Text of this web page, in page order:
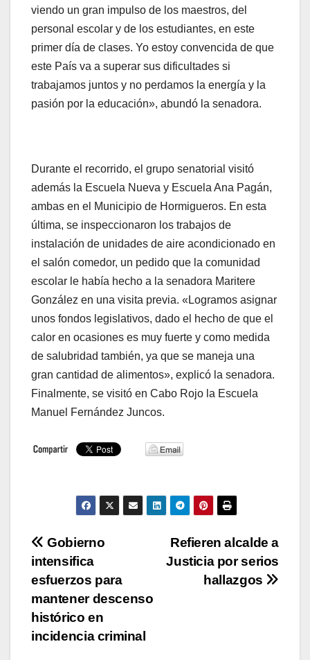
viendo un gran impulso de los maestros, del
personal escolar y de los estudiantes, en este
primer día de clases. Yo estoy convencida de que
este País va a superar sus dificultades si
trabajamos juntos y no perdamos la energía y la
pasión por la educación», abundó la senadora.
Durante el recorrido, el grupo senatorial visitó
además la Escuela Nueva y Escuela Ana Pagán,
ambas en el Municipio de Hormigueros. En esta
última, se inspeccionaron los trabajos de
instalación de unidades de aire acondicionado en
el salón comedor, un pedido que la comunidad
escolar le había hecho a la senadora Maritere
González en una visita previa. «Logramos asignar
unos fondos legislativos, dado el hecho de que el
calor en ocasiones es muy fuerte y como medida
de salubridad también, ya que se maneja una
gran cantidad de alimentos», explicó la senadora.
Finalmente, se visitó en Cabo Rojo la Escuela
Manuel Fernández Juncos.
Navegación
de
entradas
Refieren alcalde a
Justicia por serios
hallazgos
Gobierno
intensifica
esfuerzos para
mantener descenso
histórico en
incidencia criminal